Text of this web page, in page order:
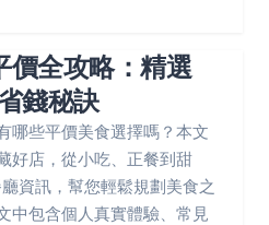
價全攻略：精選
錢秘訣
哪些平價美食選擇嗎？本文
好店，從小吃、正餐到甜
資訊，幫您輕鬆規劃美食之
中包含個人真實體驗、常見